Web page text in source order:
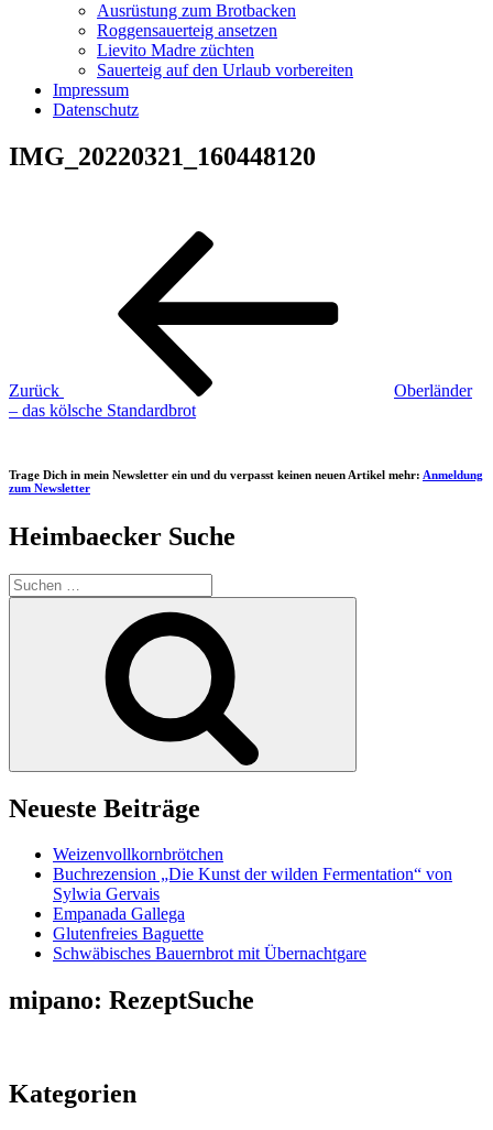
Ausrüstung zum Brotbacken
Roggensauerteig ansetzen
Lievito Madre züchten
Sauerteig auf den Urlaub vorbereiten
Impressum
Datenschutz
IMG_20220321_160448120
Beitragsnavigation
Zurück
Oberländer
– das kölsche Standardbrot
Trage Dich in mein Newsletter ein und du verpasst keinen neuen Artikel mehr: Anmeldung
zum Newsletter
Heimbaecker Suche
Suchen
nach:
Neueste Beiträge
Weizenvollkornbrötchen
Buchrezension „Die Kunst der wilden Fermentation“ von
Sylwia Gervais
Empanada Gallega
Glutenfreies Baguette
Schwäbisches Bauernbrot mit Übernachtgare
mipano: RezeptSuche
Kategorien